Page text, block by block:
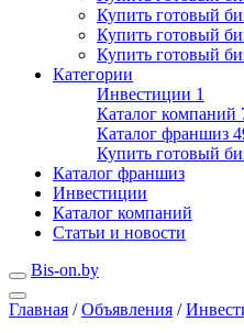
Купить готовый
Купить готовый
Купить готовый
Категории
Инвестиции 1
Каталог компаний
Каталог франшиз
Купить готовый
Каталог франшиз
Инвестиции
Каталог компаний
Статьи и новости
Bis-on.by
Главная / Объявления /